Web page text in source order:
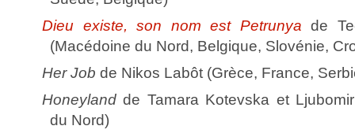
Dieu existe, son nom est Petrunya de
(Macédoine du Nord, Belgique, Slovénie,
Her Job de Nikos Labôt (Grèce, France,
Honeyland de Tamara Kotevska et
du Nord)